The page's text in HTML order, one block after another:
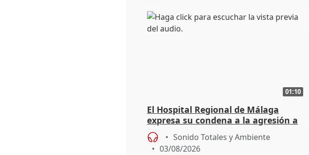
01:10
El Hospital Regional de Málaga
expresa su condena a la agresión a
dos enfermeras de Urgencias
Sonido Totales y Ambiente
03/08/2026